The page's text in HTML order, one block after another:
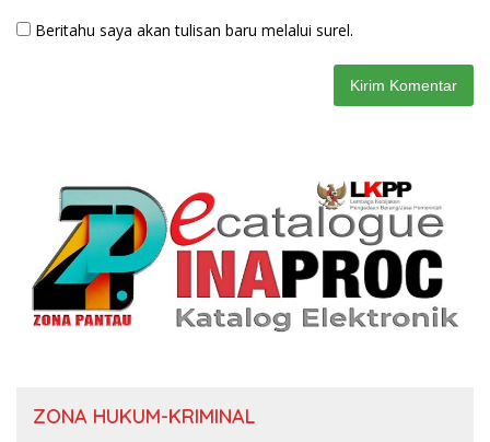
Beritahu saya akan tulisan baru melalui surel.
ZONA HUKUM-KRIMINAL